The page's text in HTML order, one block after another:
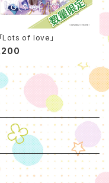
Lots of love」